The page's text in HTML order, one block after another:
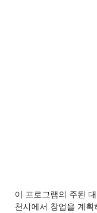
이 프로그램의 주된
천시에서 창업을 계